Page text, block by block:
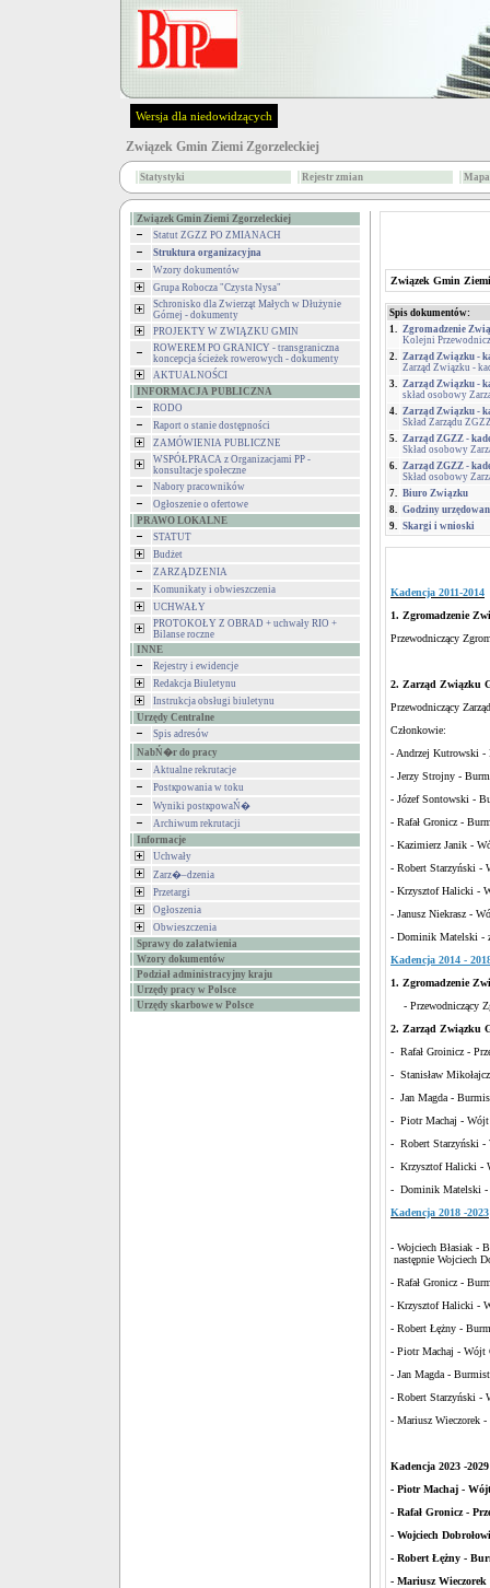
Wersja dla niedowidzących
Związek Gmin Ziemi Zgorzeleckiej
Statystyki Rejestr zmian
Związek Gmin Ziemi Zgorzeleckiej
Statut ZGZZ PO ZMIANACH
Struktura organizacyjna
Wzory dokumentów
Grupa Robocza "Czysta Nysa"
Schronisko dla Zwierząt Małych w Dłużynie
Górnej - dokumenty
PROJEKTY W ZWIĄZKU GMIN
ROWEREM PO GRANICY - transgraniczna
koncepcja ścieżek rowerowych - dokumenty
AKTUALNOŚCI
INFORMACJA PUBLICZNA
RODO
Raport o stanie dostępności
ZAMÓWIENIA PUBLICZNE
WSPÓŁPRACA z Organizacjami PP -
konsultacje społeczne
Nabory pracowników
Ogłoszenie o ofertowe
PRAWO LOKALNE
STATUT
Budżet
ZARZĄDZENIA
Komunikaty i obwieszczenia
UCHWAŁY
PROTOKOŁY Z OBRAD + uchwały RIO +
Bilanse roczne
INNE
Rejestry i ewidencje
Redakcja Biuletynu
Instrukcja obsługi biuletynu
Urzędy Centralne
Spis adresów
NabŃ�r do pracy
Aktualne rekrutacje
Postкpowania w toku
Wyniki postкpowaŃ�
Archiwum rekrutacji
Informacje
Uchwały
Zarz�–dzenia
Przetargi
Ogłoszenia
Obwieszczenia
Sprawy do załatwienia
Wzory dokumentów
Podział administracyjny kraju
Urzędy pracy w Polsce
Urzędy skarbowe w Polsce
Związek Gmin
Spis dokumentów:
1. Zgromadzenie
Kolejni
2. Zarząd Związku -
Zarząd Związku -
3. Zarząd Związku -
skład osobowy
4. Zarząd Związku -
Skład Zarządu
5. Zarząd ZGZZ -
Skład osobowy
6. Zarząd ZGZZ -
Skład osobowy
7. Biuro Związku
8. Godziny
9. Skargi i wnioski
Kadencja 2011-2014
1. Zgromadzenie
Przewodniczący
2. Zarząd Związku
Przewodniczący
Członkowie:
- Andrzej Kutrowski
- Jerzy Strojny -
- Józef Sontowski -
- Rafał Gronicz -
- Kazimierz Janik -
- Robert Starzyński -
- Krzysztof Halicki -
- Janusz Niekrasz -
- Dominik Matelski -
Kadencja 2014 -
1. Zgromadzenie
- Przewodniczący
2. Zarząd Związku
- Rafał Groinicz -
- Stanisław
- Jan Magda -
- Piotr Machaj - Wójt
- Robert Starzyński
- Krzysztof Halicki -
- Dominik Matelski -
Kadencja 2018 -2023
- Wojciech Błasiak -
następnie Wojciech
- Rafał Gronicz -
- Krzysztof Halicki -
- Robert Łężny -
- Piotr Machaj - Wójt
- Jan Magda -
- Robert Starzyński -
- Mariusz Wieczorek
Kadencja 2023 -2029
- Piotr Machaj -
- Rafał Gronicz -
- Wojciech
- Robert Łężny -
- Mariusz